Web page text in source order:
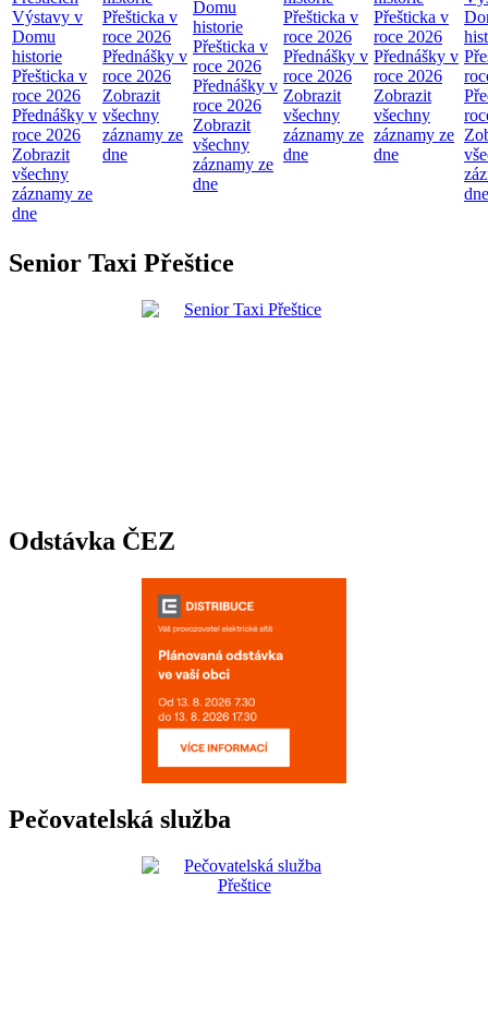
Výstavy v
Domu
historie
Přešticka v
roce 2026
Přednášky v
roce 2026
Zobrazit
všechny
záznamy ze
dne
Přešticka v
roce 2026
Přednášky v
roce 2026
Zobrazit
všechny
záznamy ze
dne
Domu
historie
Přešticka v
roce 2026
Přednášky v
roce 2026
Zobrazit
všechny
záznamy ze
dne
Přešticka v
roce 2026
Přednášky v
roce 2026
Zobrazit
všechny
záznamy ze
dne
Přešticka v
roce 2026
Přednášky v
roce 2026
Zobrazit
všechny
záznamy ze
dne
dne
Senior Taxi Přeštice
Odstávka ČEZ
Pečovatelská služba